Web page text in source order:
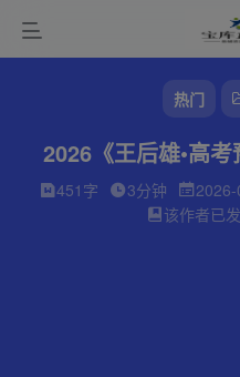
热门
2026《王后雄•高
451字 3分钟
该作者已